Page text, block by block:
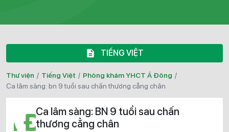
TIẾNG VIỆT
Thư viện / Tiếng Việt / Phòng khám YHCT Á Đông /
ca lâm sàng: bn 9 tuổi sau chấn thương cẳng chân
Ca lâm sàng: BN 9 tuổi sau chấn
thương cẳng chân